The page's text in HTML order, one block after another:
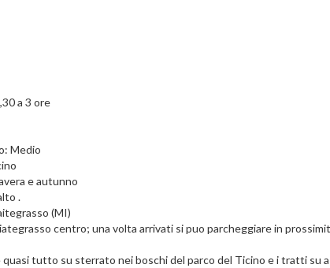
a 3 ore
Medio
e autunno
.
(MI)
centro; una volta arrivati si puo parcheggiare in
tutto su sterrato nei boschi del parco del Ticino e i tratti